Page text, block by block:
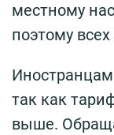
местному
поэтому всех
Иностранцам
так как
выше.